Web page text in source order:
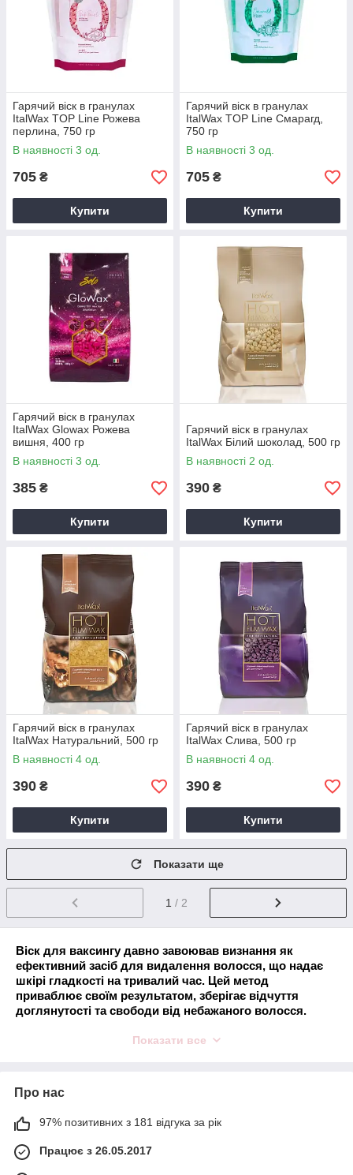
Гарячий віск в гранулах
ItalWax TOP Line Рожева
перлина, 750 гр
В наявності 3 од.
705 ₴
Купити
Гарячий віск в гранулах
ItalWax TOP Line Смарагд,
750 гр
В наявності 3 од.
705 ₴
Купити
Гарячий віск в гранулах
ItalWax Glowax Рожева
вишня, 400 гр
В наявності 3 од.
385 ₴
Купити
Гарячий віск в гранулах
ItalWax Білий шоколад, 500 гр
В наявності 2 од.
390 ₴
Купити
Гарячий віск в гранулах
ItalWax Натуральний, 500 гр
В наявності 4 од.
390 ₴
Купити
Гарячий віск в гранулах
ItalWax Слива, 500 гр
В наявності 4 од.
390 ₴
Купити
Показати ще
1 / 2
Віск для ваксингу давно завоював визнання як
ефективний засіб для видалення волосся, що надає
шкірі гладкості на тривалий час. Цей метод
приваблює своїм результатом, зберігає відчуття
доглянутості та свободи від небажаного волосся.
пропонує просте, доступне рішення для тих, хто цінує
процедура, яка позбавляє небажаних волосків на тілі
покрив наносять розігрітий віск, який, застигаючи,
Показати все
Про нас
97% позитивних з 181 відгука за рік
Працює з 26.05.2017